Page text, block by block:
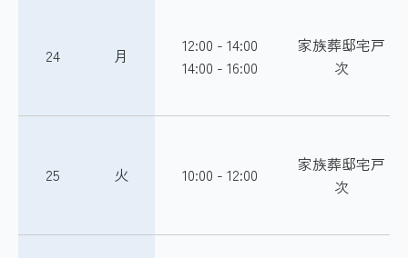
24 月
12:00 - 14:00
14:00 - 16:00
家族葬邸宅戸
次
25 火 10:00 - 12:00
家族葬邸宅戸
次